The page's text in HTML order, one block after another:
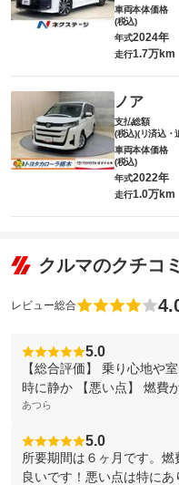
車両本体価格
(税込)
年式2024年
走行1.7万km
ノア
支払総額
(税込)(リ済込・
車両本体価格
(税込)
年式2022年
走行1.0万km
クルマのクチコミ
レビュー総合
5.0
【総合評価】 乗り心地や
時に静か 【悪い点】 燃費
あつら
5.0
所要期間は６ヶ月です。
良いです！悪い点は特に